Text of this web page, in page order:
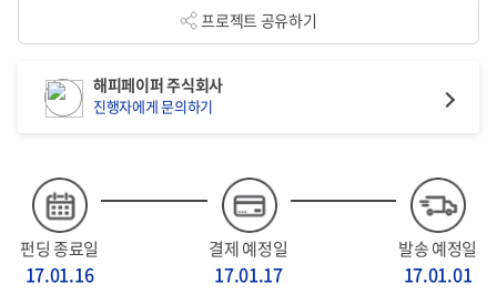
프로젝트 공유하기
펀딩 종료일
17.01.16
결제 예정일
17.01.17
발송 예정일
17.01.01
해피페이퍼 주식회사
진행자에게 문의하기